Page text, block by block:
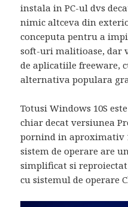
instala in PC-ul dvs
nimic altceva din
conceputa pentru a
soft-uri malitioase, dar
de aplicatiile freeware,
alternativa populara
Totusi Windows 10S
chiar decat versiunea
pornind in aproximativ
sistem de operare are
simplificat si
cu sistemul de operare